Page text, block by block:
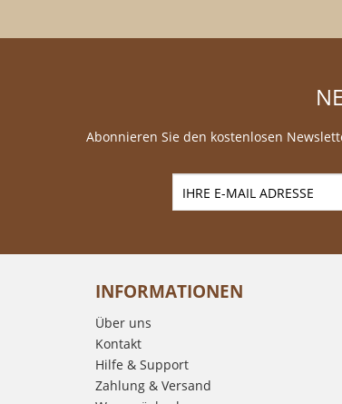
Abonnieren Sie den kostenlosen
INFORMATIONEN
Über uns
Kontakt
Hilfe & Support
Zahlung & Versand